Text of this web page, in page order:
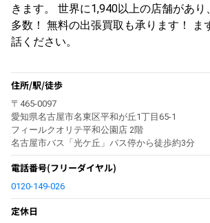
きます。 世界に1,940以上の店舗があ
多数！ 無料の出張買取も承ります！ ま
話ください。
住所/駅/徒歩
〒465-0097
愛知県名古屋市名東区平和が丘1丁目65-1
フィールクオリテ平和公園店 2階
名古屋市バス「光ケ丘」バス停から徒歩約3分
電話番号(フリーダイヤル)
0120-149-026
定休日